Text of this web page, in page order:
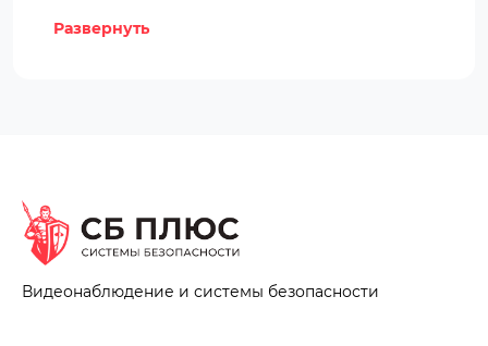
проектированием, монтажом и
сфере безопасности.
Развернуть
Видеонаблюдение и системы безопасности